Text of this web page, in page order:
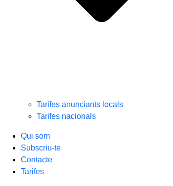
Tarifes anunciants locals
Tarifes nacionals
Qui som
Subscriu-te
Contacte
Tarifes